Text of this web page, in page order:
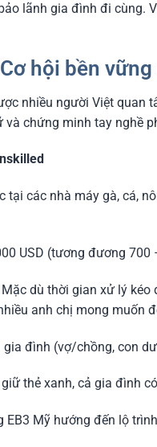
lãnh gia đình đi cùng.
hội bền
nhiều người Việt quan
chứng minh tay nghề
tại các nhà máy gà, cá,
USD (tương đương
dù thời gian xử lý
anh chị mong muốn
đình (vợ/chồng, con
thẻ xanh, cả gia đình
EB3 Mỹ hướng đến lộ